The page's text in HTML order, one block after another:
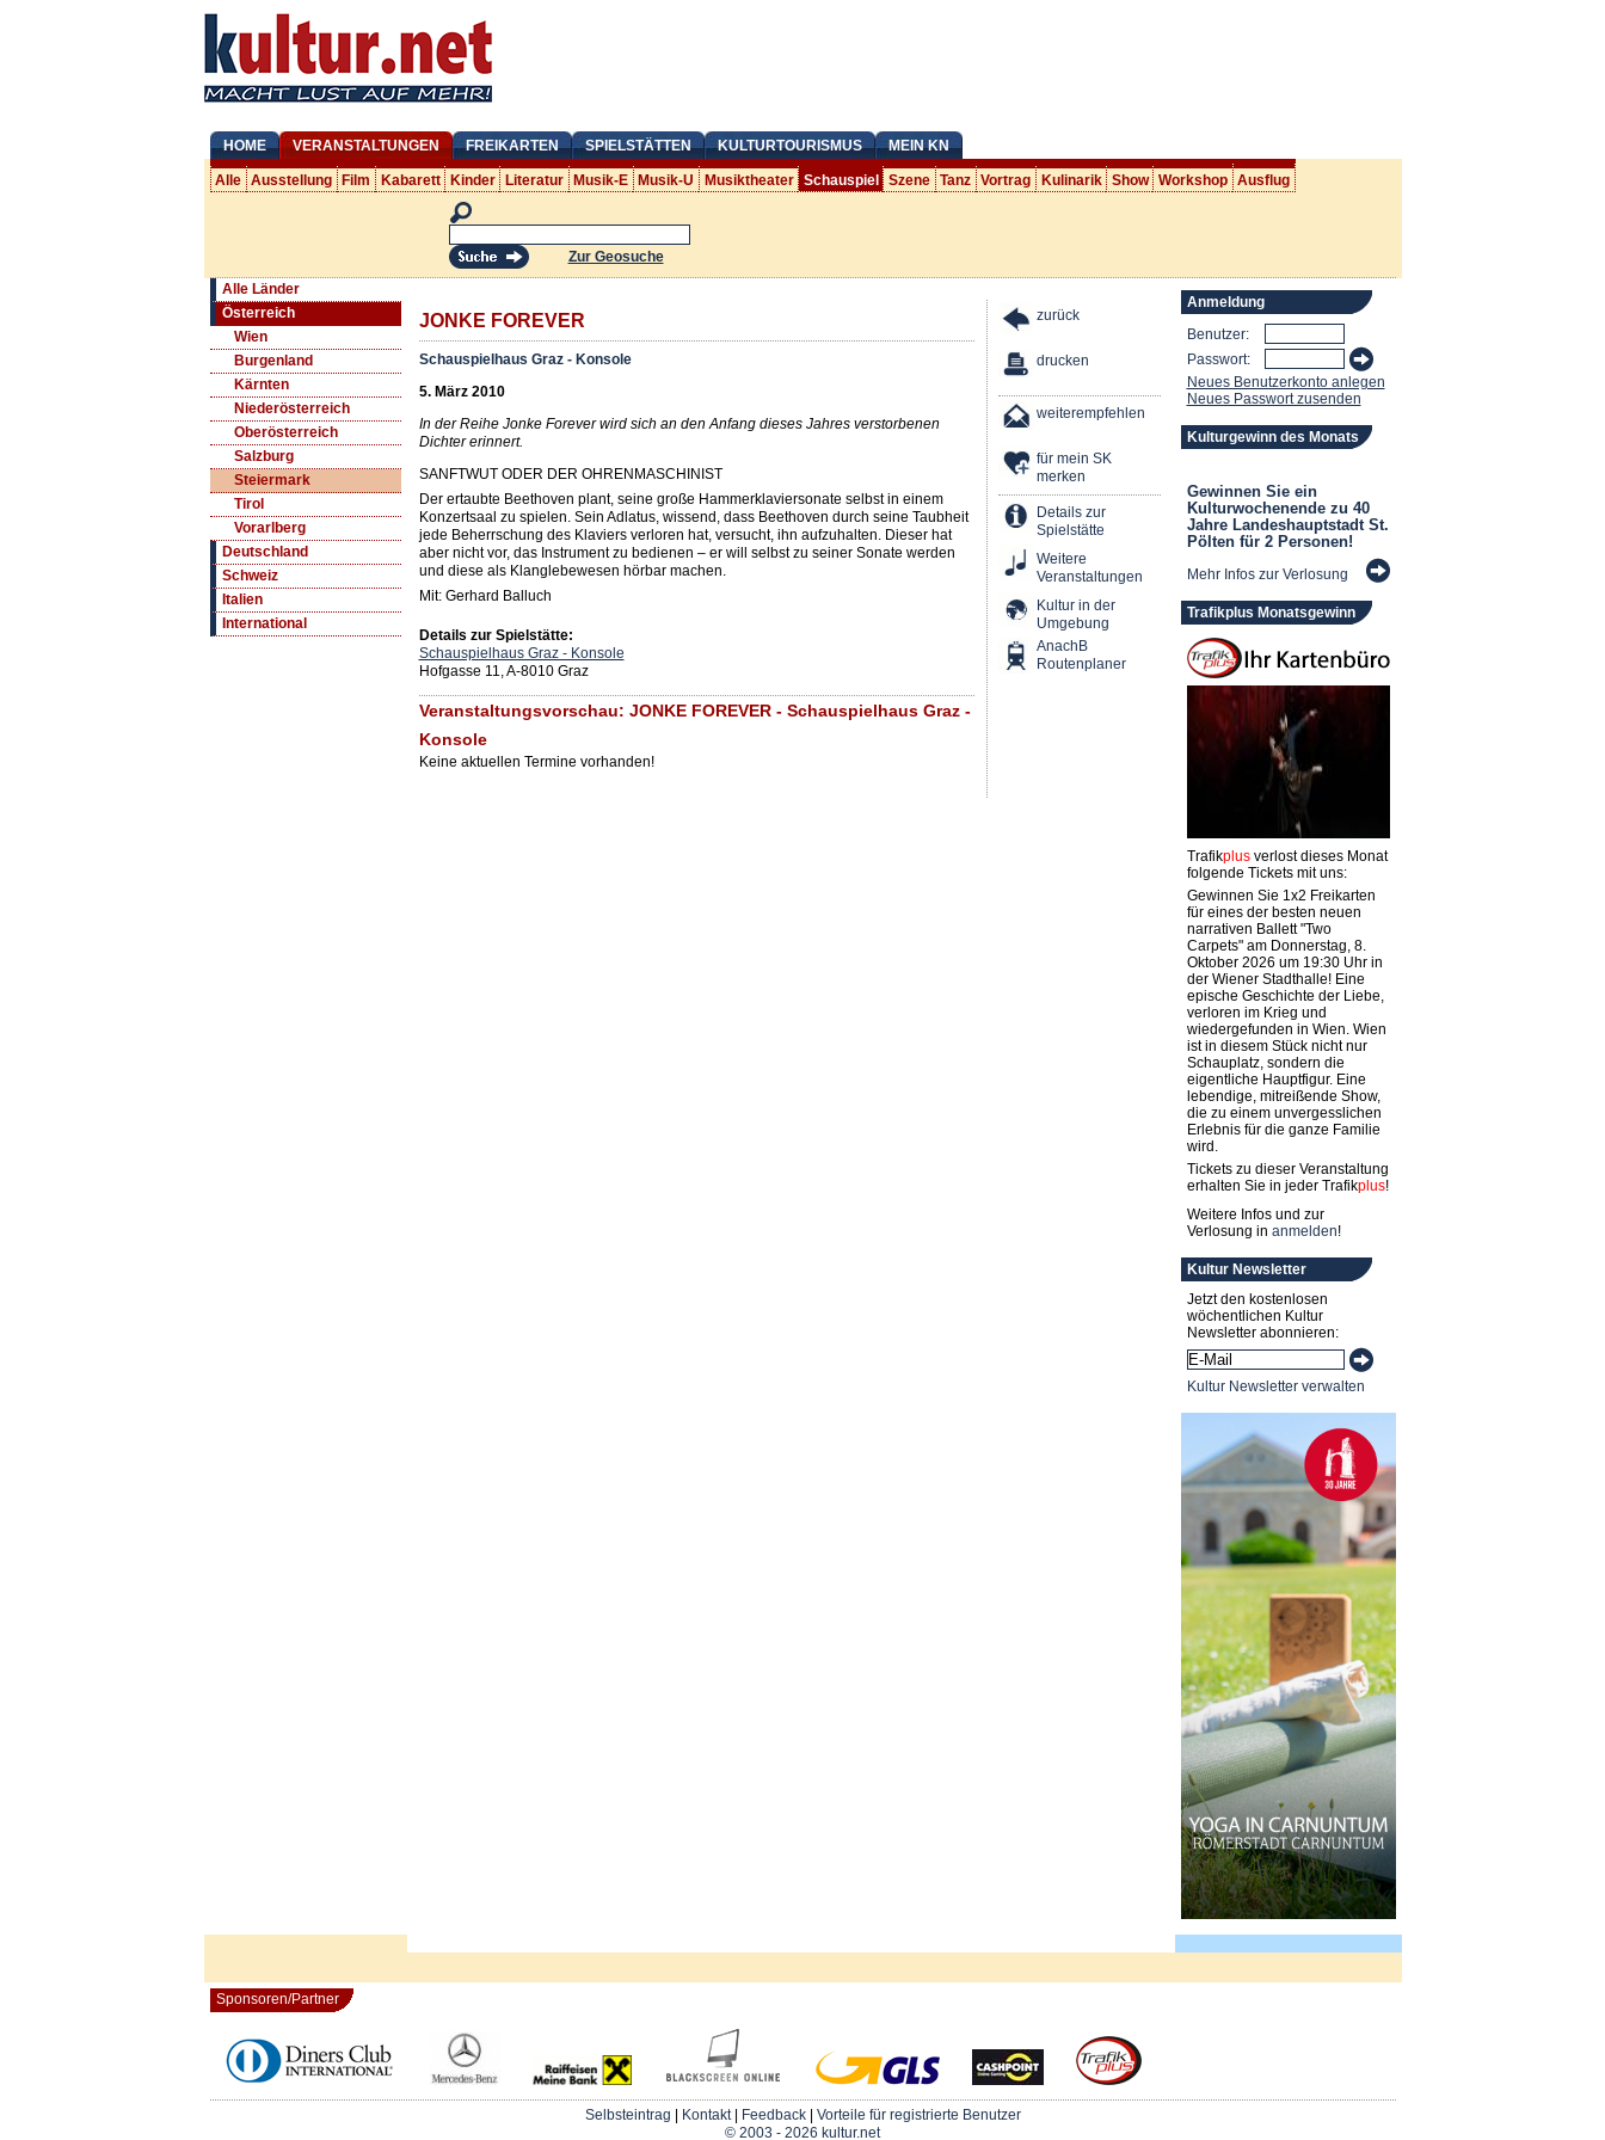
HOME VERANSTALTUNGEN FREIKARTEN SPIELSTÄTTEN KULTURTOURISMUS MEIN KN
Alle Ausstellung Film Kabarett Kinder Literatur Musik-E Musik-U Musiktheater Schauspiel Szene Tanz Vortrag Kulinarik Show Workshop Ausflug
Zur Geosuche
Alle Länder
Österreich
Wien
Burgenland
Kärnten
Niederösterreich
Oberösterreich
Salzburg
Steiermark
Tirol
Vorarlberg
Deutschland
Schweiz
Italien
International
JONKE FOREVER
Schauspielhaus Graz - Konsole
5. März 2010
In der Reihe Jonke Forever wird sich an den Anfang dieses Jahres verstorbenen
Dichter erinnert.
SANFTWUT ODER DER OHRENMASCHINIST
Der ertaubte Beethoven plant, seine große Hammerklaviersonate selbst in einem
Konzertsaal zu spielen. Sein Adlatus, wissend, dass Beethoven durch seine Taubheit
jede Beherrschung des Klaviers verloren hat, versucht, ihn aufzuhalten. Dieser hat
aber nicht vor, das Instrument zu bedienen – er will selbst zu seiner Sonate werden
und diese als Klanglebewesen hörbar machen.
Mit: Gerhard Balluch
Details zur Spielstätte:
Schauspielhaus Graz - Konsole
Hofgasse 11, A-8010 Graz
Veranstaltungsvorschau: JONKE FOREVER - Schauspielhaus Graz -
Konsole
Keine aktuellen Termine vorhanden!
zurück
drucken
weiterempfehlen
für mein SK
merken
Details zur
Spielstätte
Weitere
Veranstaltungen
Kultur in der
Umgebung
AnachB
Routenplaner
Anmeldung
Benutzer:
Passwort:
Neues Benutzerkonto anlegen
Neues Passwort zusenden
Kulturgewinn des Monats
Gewinnen Sie ein
Kulturwochenende zu 40
Jahre Landeshauptstadt St.
Pölten für 2 Personen!
Mehr Infos zur Verlosung
Trafikplus Monatsgewinn
Trafikplusverlost dieses Monat
folgende Tickets mit uns:
Gewinnen Sie 1x2 Freikarten
für eines der besten neuen
narrativen Ballett "Two
Carpets" am Donnerstag, 8.
Oktober 2026 um 19:30 Uhr in
der Wiener Stadthalle! Eine
epische Geschichte der Liebe,
verloren im Krieg und
wiedergefunden in Wien. Wien
ist in diesem Stück nicht nur
Schauplatz, sondern die
eigentliche Hauptfigur. Eine
lebendige, mitreißende Show,
die zu einem unvergesslichen
Erlebnis für die ganze Familie
wird.
Tickets zu dieser Veranstaltung
erhalten Sie in jeder Trafikplus!
Weitere Infos und zur
Verlosung in anmelden!
Kultur Newsletter
Jetzt den kostenlosen
wöchentlichen Kultur
Newsletter abonnieren:
Kultur Newsletter verwalten
Sponsoren/Partner
Selbsteintrag Kontakt| Feedback| Vorteile für registrierte Benutzer
© 2003 - 2026 kultur.net